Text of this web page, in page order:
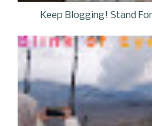
Keep Blogging! Stand